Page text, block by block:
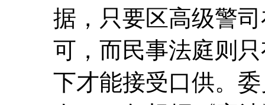
据，只要区高级警
可，而民事法庭则
下才能接受口供。